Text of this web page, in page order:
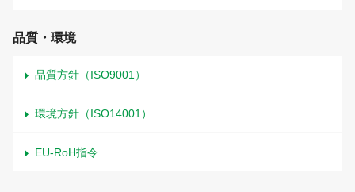
品質・環境
品質方針（ISO9001）
環境方針（ISO14001）
EU-RoH指令